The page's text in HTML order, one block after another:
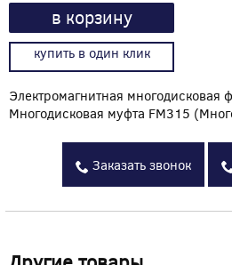
в корзину
купить в один клик
Электромагнитная многодисковая
Многодисковая муфта FM315
Заказать звонок